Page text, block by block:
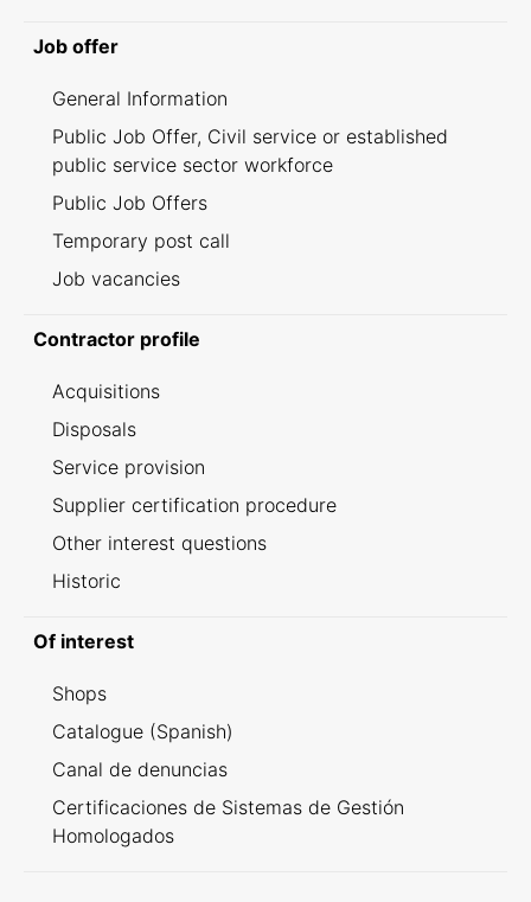
Job offer
General Information
Public Job Offer, Civil service or established
public service sector workforce
Public Job Offers
Temporary post call
Job vacancies
Contractor profile
Acquisitions
Disposals
Service provision
Supplier certification procedure
Other interest questions
Historic
Of interest
Shops
Catalogue (Spanish)
Canal de denuncias
Certificaciones de Sistemas de Gestión
Homologados